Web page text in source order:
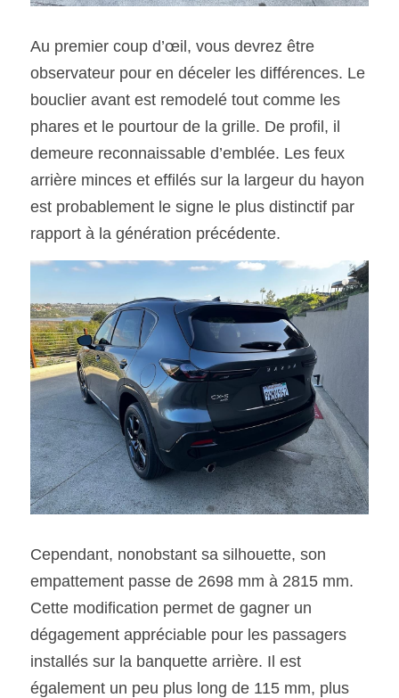
Au premier coup d’œil, vous devrez être
observateur pour en déceler les différences. Le
bouclier avant est remodelé tout comme les
phares et le pourtour de la grille. De profil, il
demeure reconnaissable d’emblée. Les feux
arrière minces et effilés sur la largeur du hayon
est probablement le signe le plus distinctif par
rapport à la génération précédente.
Cependant, nonobstant sa silhouette, son
empattement passe de 2698 mm à 2815 mm.
Cette modification permet de gagner un
dégagement appréciable pour les passagers
installés sur la banquette arrière. Il est
également un peu plus long de 115 mm, plus